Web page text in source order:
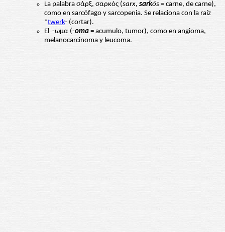
La palabra σάρξ, σαρκός (sarx, sarkós = carne, de carne),
como en sarcófago y sarcopenia. Se relaciona con la raíz
*twerk- (cortar).
El -ωμα (-oma = acumulo, tumor), como en angioma,
melanocarcinoma y leucoma.